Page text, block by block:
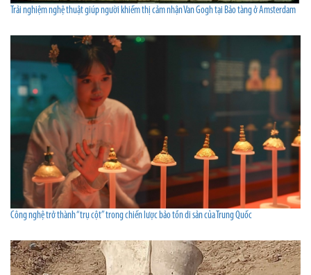
Trải nghiệm nghệ thuật giúp người khiếm thị cảm nhận Van Gogh tại Bảo tàng ở Amsterdam
Công nghệ trở thành “trụ cột” trong chiến lược bảo tồn di sản của Trung Quốc